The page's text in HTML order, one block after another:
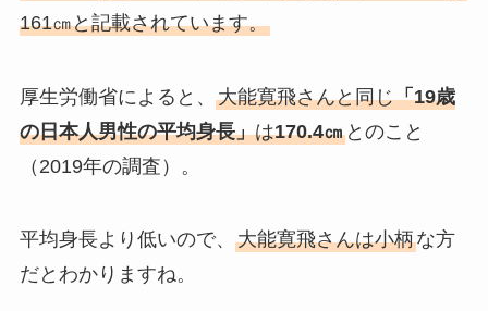
161㎝と記載されています。
厚生労働省によると、 大能寛飛さんと同じ「19歳
の日本人男性の平均身長」は170.4㎝とのこと
（2019年の調査）。
平均身長より低いので、 大能寛飛さんは小柄な方
だとわかりますね。